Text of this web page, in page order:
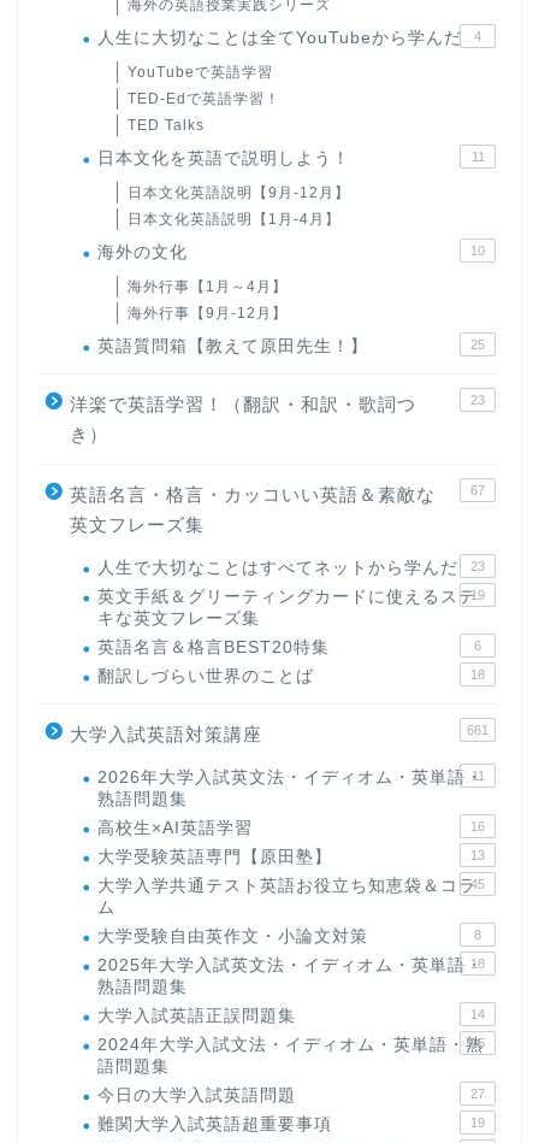
海外の英語授業実践シリーズ
人生に大切なことは全てYouTubeから学んだ 4
YouTubeで英語学習
TED-Edで英語学習！
TED Talks
日本文化を英語で説明しよう！ 11
日本文化英語説明【9月-12月】
日本文化英語説明【1月-4月】
海外の文化 10
海外行事【1月～4月】
海外行事【9月-12月】
英語質問箱【教えて原田先生！】 25
洋楽で英語学習！（翻訳・和訳・歌詞つ
き）
23
英語名言・格言・カッコいい英語＆素敵な
英文フレーズ集
67
人生で大切なことはすべてネットから学んだ 23
英文手紙＆グリーティングカードに使えるステ
キな英文フレーズ集
19
英語名言＆格言BEST20特集 6
翻訳しづらい世界のことば 18
大学入試英語対策講座 661
2026年大学入試英文法・イディオム・英単語・
熟語問題集
11
高校生×AI英語学習 16
大学受験英語専門【原田塾】 13
大学入学共通テスト英語お役立ち知恵袋＆コラ
ム
45
大学受験自由英作文・小論文対策 8
2025年大学入試英文法・イディオム・英単語・
熟語問題集
18
大学入試英語正誤問題集 14
2024年大学入試文法・イディオム・英単語・熟
語問題集
15
今日の大学入試英語問題 27
難関大学入試英語超重要事項 19